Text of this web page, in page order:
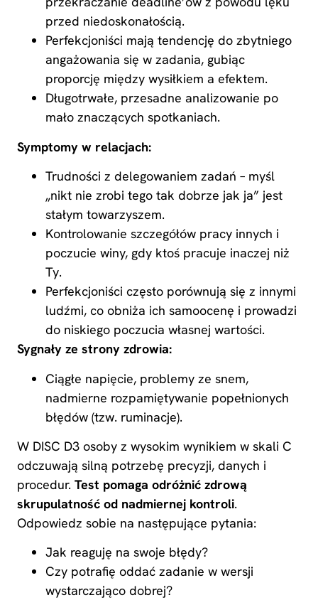
przed niedoskonałością.
Perfekcjoniści mają tendencję do zbytniego
angażowania się w zadania, gubiąc
proporcję między wysiłkiem a efektem.
Długotrwałe, przesadne analizowanie po
mało znaczących spotkaniach.
Symptomy w relacjach:
Trudności z delegowaniem zadań – myśl
„nikt nie zrobi tego tak dobrze jak ja” jest
stałym towarzyszem.
Kontrolowanie szczegółów pracy innych i
poczucie winy, gdy ktoś pracuje inaczej niż
Ty.
Perfekcjoniści często porównują się z innymi
ludźmi, co obniża ich samoocenę i prowadzi
do niskiego poczucia własnej wartości.
Sygnały ze strony zdrowia:
Ciągłe napięcie, problemy ze snem,
nadmierne rozpamiętywanie popełnionych
błędów (tzw. ruminacje).
W DISC D3 osoby z wysokim wynikiem w skali C
odczuwają silną potrzebę precyzji, danych i
procedur. Test pomaga odróżnić zdrową
skrupulatność od nadmiernej kontroli.
Odpowiedz sobie na następujące pytania:
Jak reaguję na swoje błędy?
Czy potrafię oddać zadanie w wersji
wystarczająco dobrej?